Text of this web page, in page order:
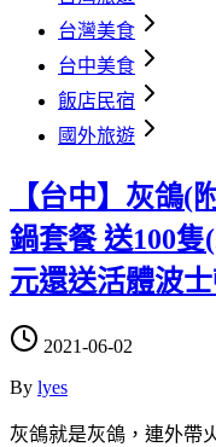
台灣美食
台中美食
飯店民宿
國外旅遊
【台中】灰鴿(
鍋套餐 送100
元還送活體波
2021-06-02
By lyes
灰鴿就是灰鴿，連外帶